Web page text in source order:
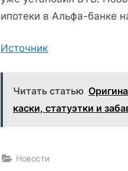
ипотеки в Альфа-банке
Источник
Читать статью
каски, статуэтки и
Новости